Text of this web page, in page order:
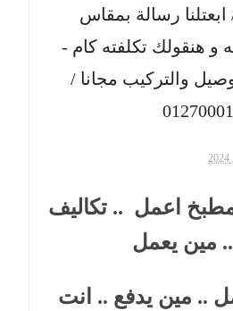
ابعتلنا رسالة بمقاس
و هنقولك تكلفته كام -
التوصيل والتركيب مجانا /
اعمل .. تكاليف
مين يعمل
.. مين يدفع .. انت